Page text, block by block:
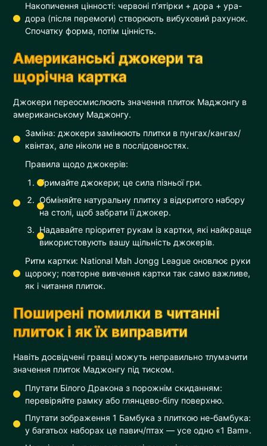
Накопичення цінності: червоні п’ятірки + дора + ура-
дора (після перемоги) створюють вибуховий рахунок.
Спочатку форма, потім цінність.
Американські джокери та
щорічна картка
Джокери переосмислюють значення плиток Маджонгу в
американському Маджонгу.
Заміна: джокери замінюють плитки в пунгах/кангах/
квінтах, але ніколи не в послідовностях.
Правила щодо джокерів:
Тримайте джокери; це сила пізньої гри.
Обміняйте натуральну плитку з відкритого набору
на столі, щоб забрати її джокер.
Надавайте пріоритет рукам із картки, які найкраще
використовують вашу щільність джокерів.
Ритм картки: National Mah Jongg League оновлює руки
щороку; повторне вивчення картки так само важливе,
як і читання плиток.
Поширені помилки в читанні
плиток і як їх виправити
Навіть досвідчені гравці можуть неправильно тлумачити
значення плиток Маджонгу під тиском.
Плутати Білого Дракона з порожнім скиданням:
перевіряйте рамку або глянцево-білу поверхню.
Плутати зображення 1 Бамбука з плиткою не-бамбука:
у багатьох наборах це павич/птах — усе одно «1 Bam».